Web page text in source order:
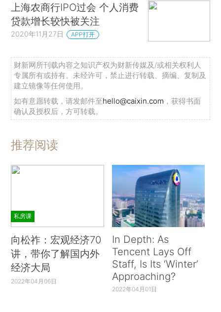
上海农商行IPO过会 个人消费
贷款增长较快被关注
2020年11月27日 APP打开
财新网所刊载内容之知识产权为财新传媒及/或相关权利人
专属所有或持有。未经许可，禁止进行转载、摘编、复制及
建立镜像等任何使用。
如有意愿转载，请发邮件至hello@caixin.com ，获得书面
确认及授权后，方可转载。
推荐阅读
私房课
向松祚：宏观经济70
讲，带你了解国内外
经济大局
2022年04月06日
In Depth: As
Tencent Lays Off
Staff, Is Its ‘Winter’
Approaching?
2022年04月01日